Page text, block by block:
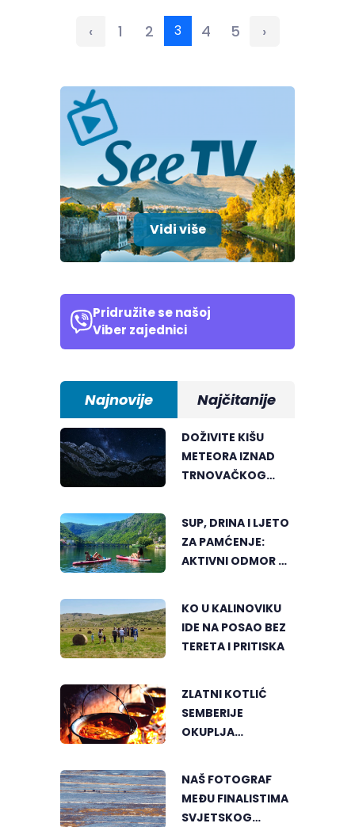
‹ 1 2 3 4 5 ›
Vidi više
Pridružite se našoj
Viber zajednici
Najnovije Najčitanije
DOŽIVITE KIŠU
METEORA IZNAD
TRNOVAČKOG
SUP, DRINA I LJETO
ZA PAMĆENJE:
AKTIVNI ODMOR U
KO U KALINOVIKU
IDE NA POSAO BEZ
TERETA I PRITISKA
ZLATNI KOTLIĆ
SEMBERIJE
OKUPLJA
RIBLJEG PAPRIKAŠA
NAŠ FOTOGRAF
MEĐU FINALISTIMA
SVJETSKOG